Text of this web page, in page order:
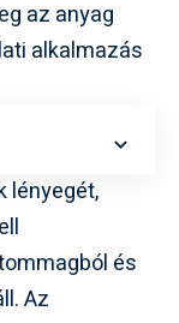
az anyag
alkalmazás
lényegét,
és
Az